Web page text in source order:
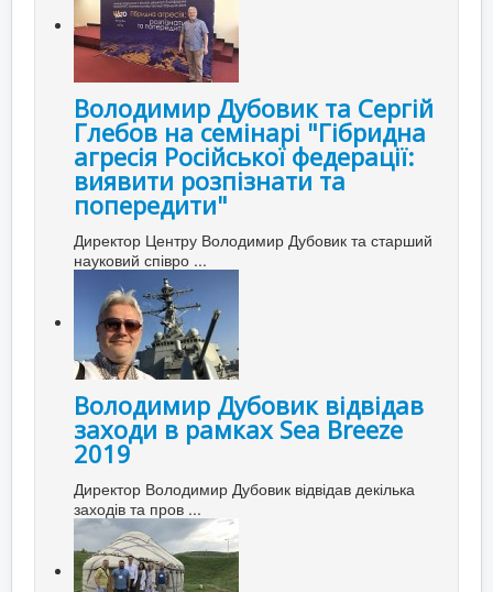
Володимир Дубовик та Сергій
Глебов на семінарі "Гібридна
агресія Російської федерації:
виявити розпізнати та
попередити"
Директор Центру Володимир Дубовик та старший
науковий співро ...
Володимир Дубовик відвідав
заходи в рамках Sea Breeze
2019
Директор Володимир Дубовик відвідав декілька
заходів та пров ...